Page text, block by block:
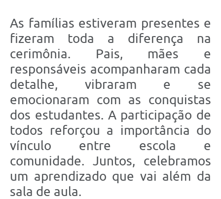
As famílias estiveram presentes e
fizeram toda a diferença na
cerimônia. Pais, mães e
responsáveis acompanharam cada
detalhe, vibraram e se
emocionaram com as conquistas
dos estudantes. A participação de
todos reforçou a importância do
vínculo entre escola e
comunidade. Juntos, celebramos
um aprendizado que vai além da
sala de aula.